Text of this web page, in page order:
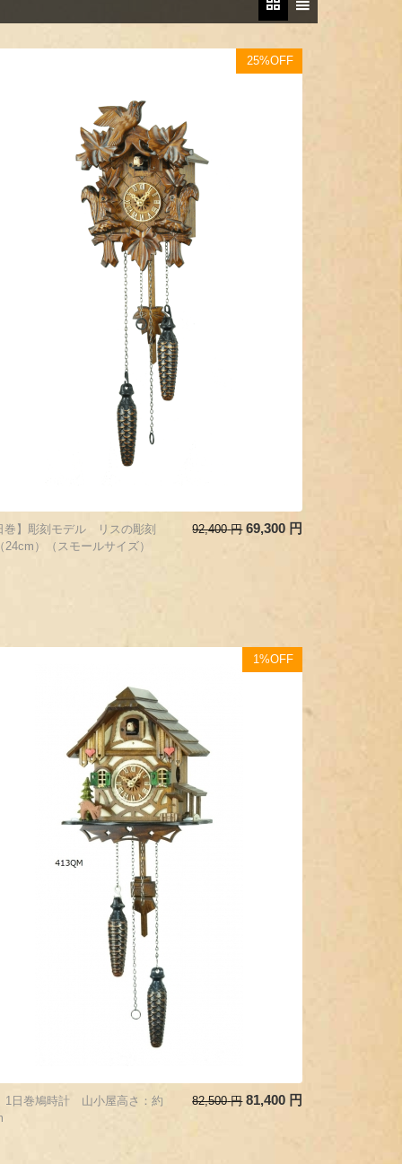
25%OFF
巻】彫刻モデル リスの彫刻
24cm）（スモールサイズ）
92,400 円 69,300 円
1%OFF
日巻鳩時計 山小屋高さ：約
82,500 円 81,400 円